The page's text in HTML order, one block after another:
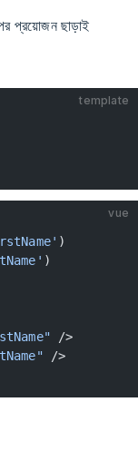
প্রয়োজন ছাড়াই
template
vue
)
)
/>
/>